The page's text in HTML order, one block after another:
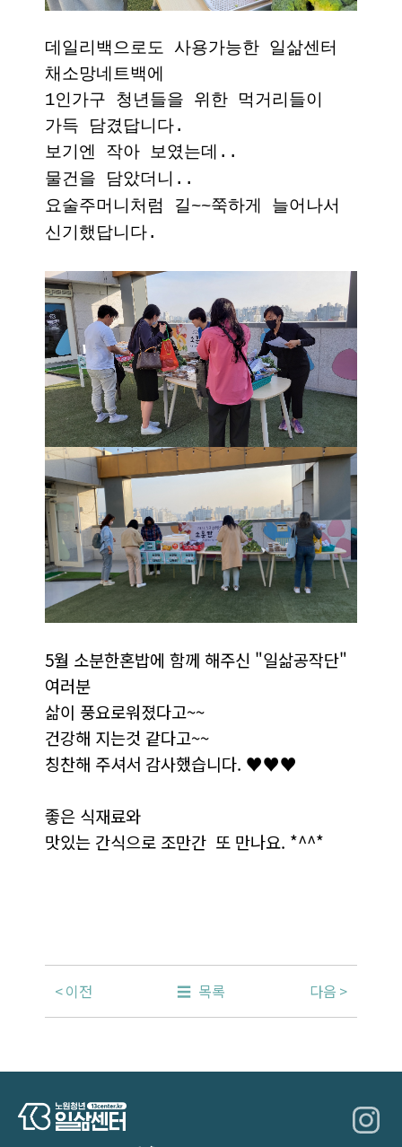
데일리백으로도 사용가능한 일삶센터
채소망네트백에
1인가구 청년들을 위한 먹거리들이
가득 담겼답니다.
보기엔 작아 보였는데..
물건을 담았더니..
요술주머니처럼 길~~쭉하게 늘어나서
신기했답니다.
5월 소분한혼밥에 함께 해주신 "일삶공작단"
여러분
삶이 풍요로워졌다고~~
건강해 지는것 같다고~~
칭찬해 주셔서 감사했습니다. ♥♥♥
좋은 식재료와
맛있는 간식으로 조만간 또 만나요. *^^*
이전 목록 다음